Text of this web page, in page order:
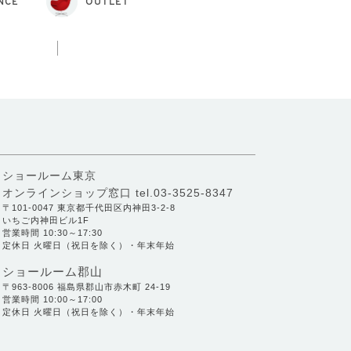
ショールーム東京
オンラインショップ窓口 tel.03-3525-8347
〒101-0047 東京都千代田区内神田3-2-8
いちご内神田ビル1F
営業時間 10:30～17:30
定休日 火曜日（祝日を除く）・年末年始
ショールーム郡山
〒963-8006 福島県郡山市赤木町 24-19
営業時間 10:00～17:00
定休日 火曜日（祝日を除く）・年末年始